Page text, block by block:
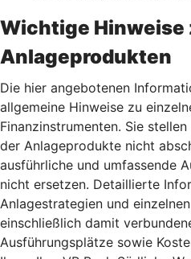
Wichtige Hinweise
Anlageprodukten
Die hier angebotenen
allgemeine Hinweise zu
Finanzinstrumenten. Sie
der Anlageprodukte nicht
ausführliche und umfassende
nicht ersetzen. Detaillierte
Anlagestrategien und
einschließlich damit
Ausführungsplätze sowie